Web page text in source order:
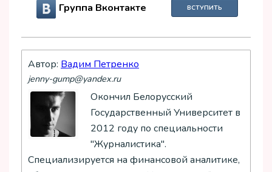
Группа Вконтакте ВСТУПИТЬ
Автор: Вадим Петренко
jenny-gump@yandex.ru
Окончил Белорусский
Государственный Университет в
2012 году по специальности
"Журналистика".
Специализируется на финансовой аналитике,